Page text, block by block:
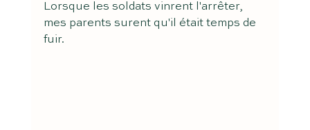
Lorsque les soldats vinrent l'arrêter,
mes parents surent qu'il était temps de
fuir.